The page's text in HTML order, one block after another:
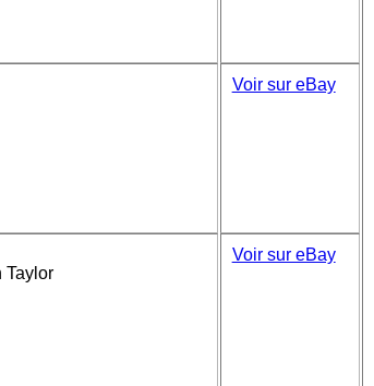
Voir sur eBay
Taylor
Voir sur eBay